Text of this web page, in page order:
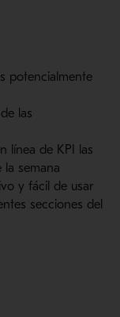
potencialmente
las
línea de KPI
las
la semana
y fácil de usar
secciones del